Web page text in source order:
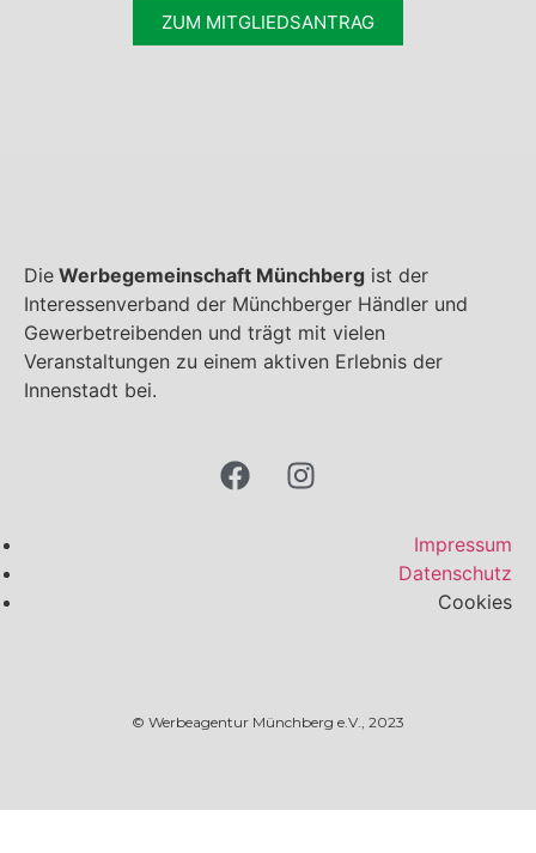
ZUM MITGLIEDSANTRAG
Die Werbegemeinschaft Münchberg ist der
Interessenverband der Münchberger Händler und
Gewerbetreibenden und trägt mit vielen
Veranstaltungen zu einem aktiven Erlebnis der
Innenstadt bei.
Impressum
Datenschutz
Cookies
© Werbeagentur Münchberg e.V., 2023